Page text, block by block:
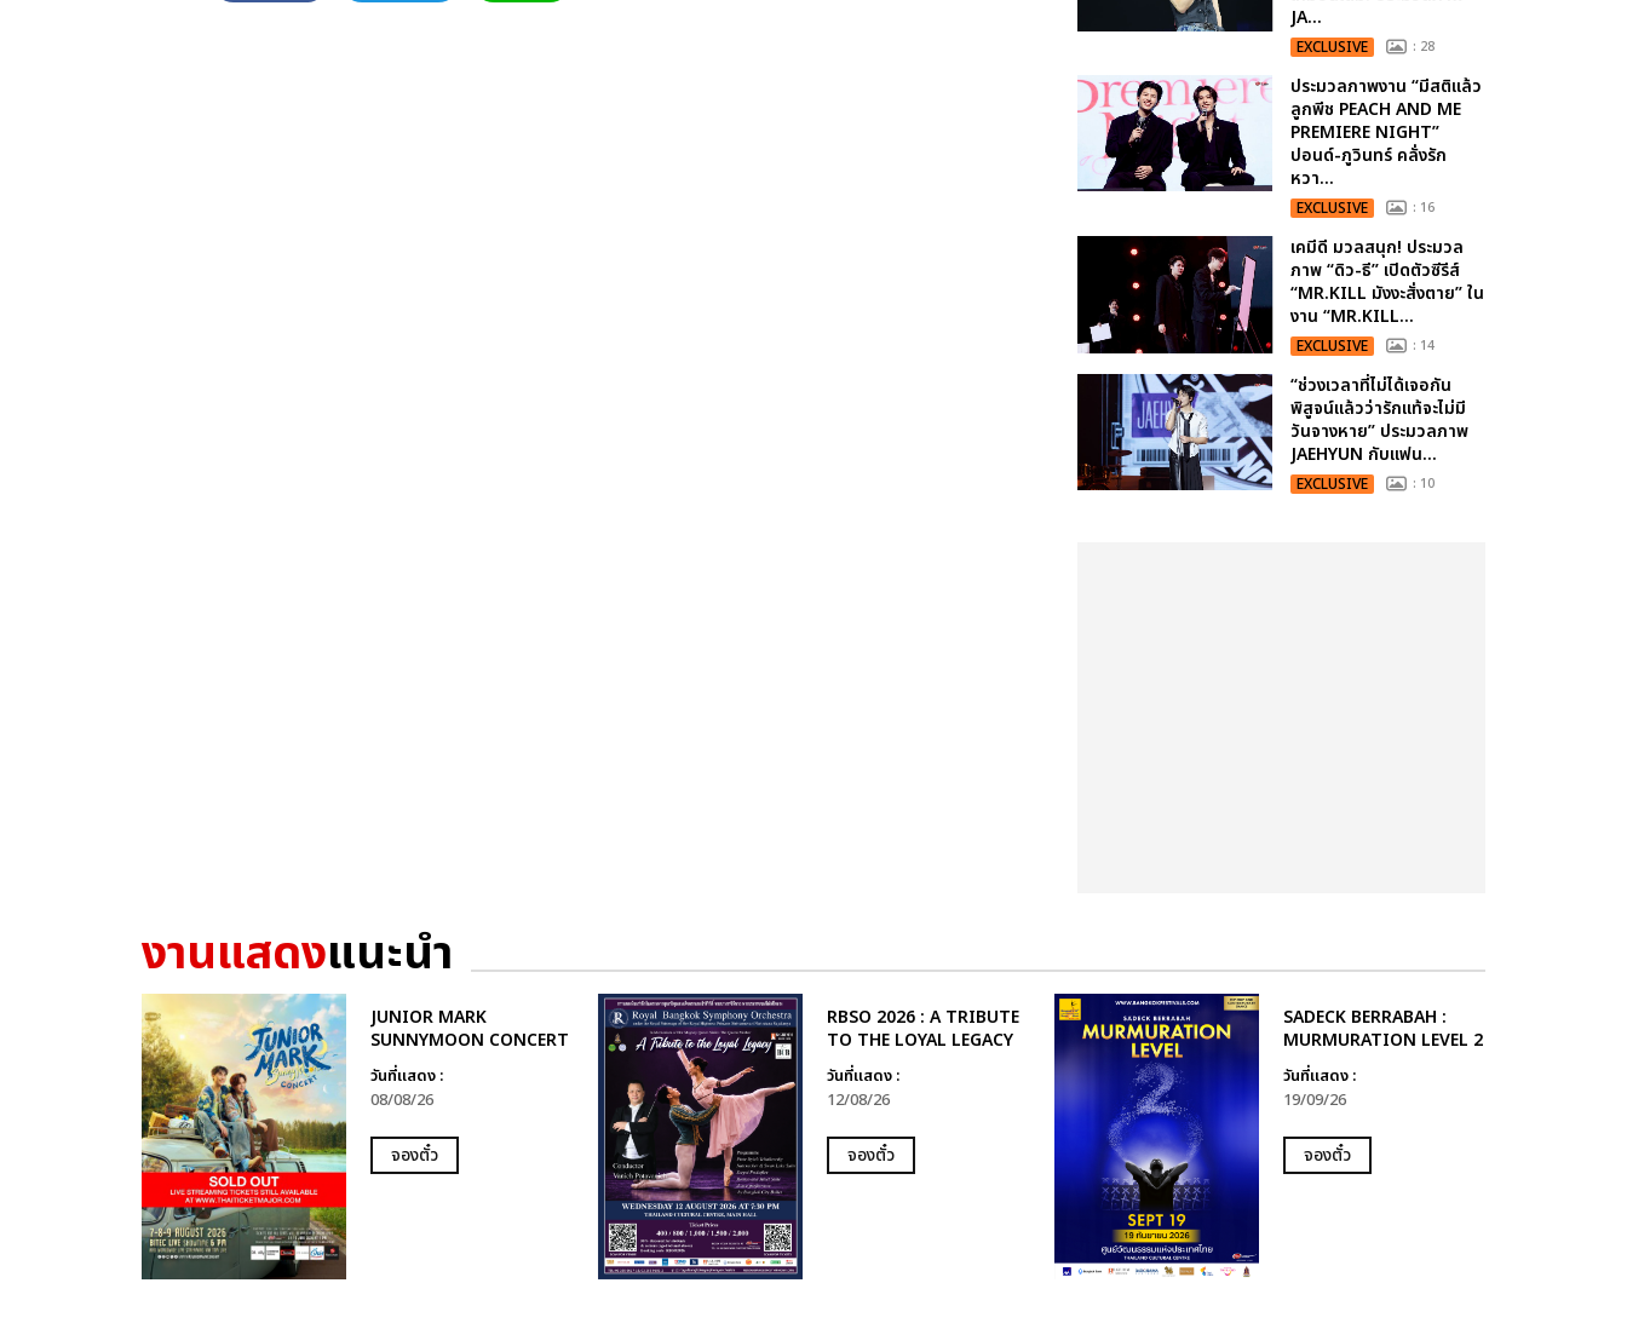
JA...
EXCLUSIVE : 28
ประมวลภาพงาน “มีสติแล้ว
ลูกพีช PEACH AND ME
PREMIERE NIGHT”
ปอนด์-ภูวินทร์ คลั่งรัก
หวา...
EXCLUSIVE : 16
เคมีดี มวลสนุก! ประมวล
ภาพ “ดิว-ธี” เปิดตัวซีรีส์
“MR.KILL มังงะสั่งตาย” ใน
งาน “MR.KILL...
EXCLUSIVE : 14
“ช่วงเวลาที่ไม่ได้เจอกัน
พิสูจน์แล้วว่ารักแท้จะไม่มี
วันจางหาย” ประมวลภาพ
JAEHYUN กับแฟน...
EXCLUSIVE : 10
งานแสดงแนะนำ
JUNIOR MARK
SUNNYMOON CONCERT
วันที่แสดง :
08/08/26
จองตั๋ว
RBSO 2026 : A TRIBUTE
TO THE LOYAL LEGACY
วันที่แสดง :
12/08/26
จองตั๋ว
SADECK BERRABAH :
MURMURATION LEVEL 2
วันที่แสดง :
19/09/26
จองตั๋ว